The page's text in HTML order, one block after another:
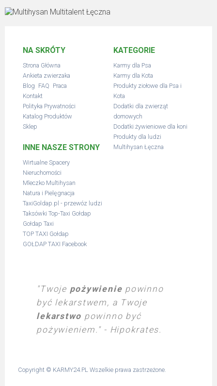
NA SKRÓTY
Strona Główna
Ankieta zwierzaka
Blog FAQ Praca
Kontakt
Polityka Prywatności
Katalog Produktów
Sklep
INNE NASZE STRONY
Wirtualne Spacery
Nieruchomości
Mleczko Multihysan
Natura i Pielęgnacja
TaxiGoldap.pl - przewóz ludzi
Taksówki Top-Taxi Gołdap
Gołdap Taxi
TOP TAXI Gołdap
GOŁDAP TAXI Facebook
KATEGORIE
Karmy dla Psa
Karmy dla Kota
Produkty ziołowe dla Psa i
Kota
Dodatki dla zwierząt
domowych
Dodatki żywieniowe dla koni
Produkty dla ludzi
Multihysan Łęczna
"Twoje pożywienie powinno
być lekarstwem, a Twoje
lekarstwo powinno być
pożywieniem." - Hipokrates.
Copyright © KARMY24.PL Wszelkie prawa zastrzeżone.